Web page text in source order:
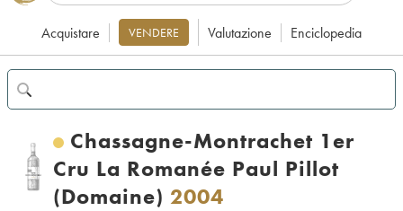
Acquistare VENDERE Valutazione Enciclopedia
Chassagne-Montrachet 1er
Cru La Romanée Paul Pillot
(Domaine) 2004